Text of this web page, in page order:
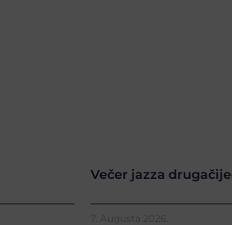
Večer jazza
7. Augusta 2026.